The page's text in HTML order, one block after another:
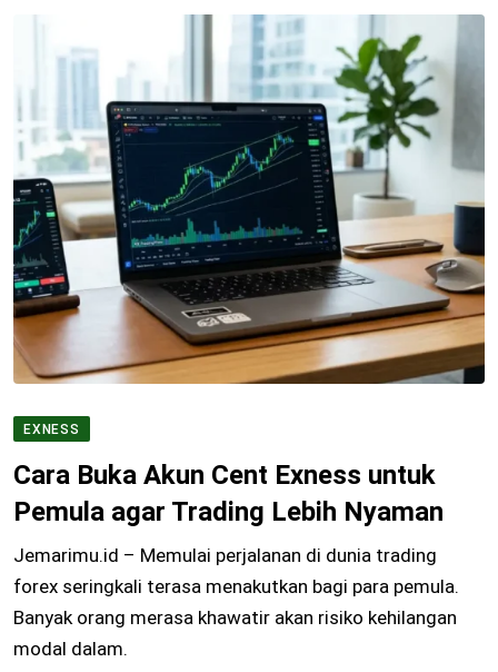
EXNESS
Cara Buka Akun Cent Exness untuk
Pemula agar Trading Lebih Nyaman
Jemarimu.id – Memulai perjalanan di dunia trading
forex seringkali terasa menakutkan bagi para pemula.
Banyak orang merasa khawatir akan risiko kehilangan
modal dalam.